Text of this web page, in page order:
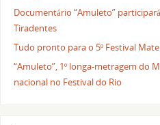
Documentário “Amuleto”
Tiradentes
Tudo pronto para o 5º Festival
“Amuleto”, 1º longa-metragem do
nacional no Festival do Rio